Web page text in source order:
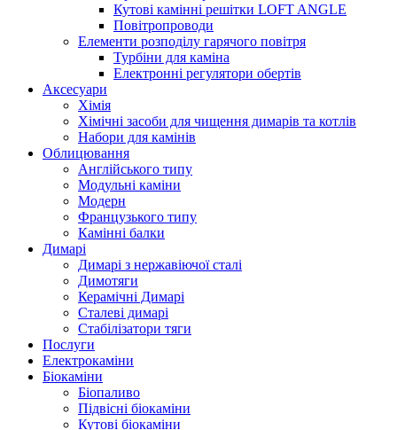
Кутові камінні решітки LOFT ANGLE
Повітропроводи
Елементи розподілу гарячого повітря
Турбіни для каміна
Електронні регулятори обертів
Аксесуари
Хімія
Хімічні засоби для чищення димарів та котлів
Набори для камінів
Облицювання
Англійського типу
Модульні каміни
Модерн
Французького типу
Камінні балки
Димарі
Димарі з нержавіючої сталі
Димотяги
Керамічні Димарі
Сталеві димарі
Стабілізатори тяги
Послуги
Електрокаміни
Біокаміни
Біопаливо
Підвісні біокаміни
Кутові біокаміни